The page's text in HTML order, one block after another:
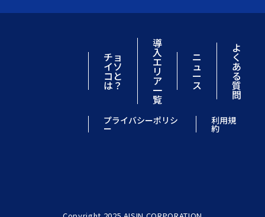
チョ
イソ
コと
は？
導
入
エ
リ
ア
一
覧
ニ
ュ
ー
ス
よ
く
あ
る
質
問
プライバシーポリシ
ー
利用規
約